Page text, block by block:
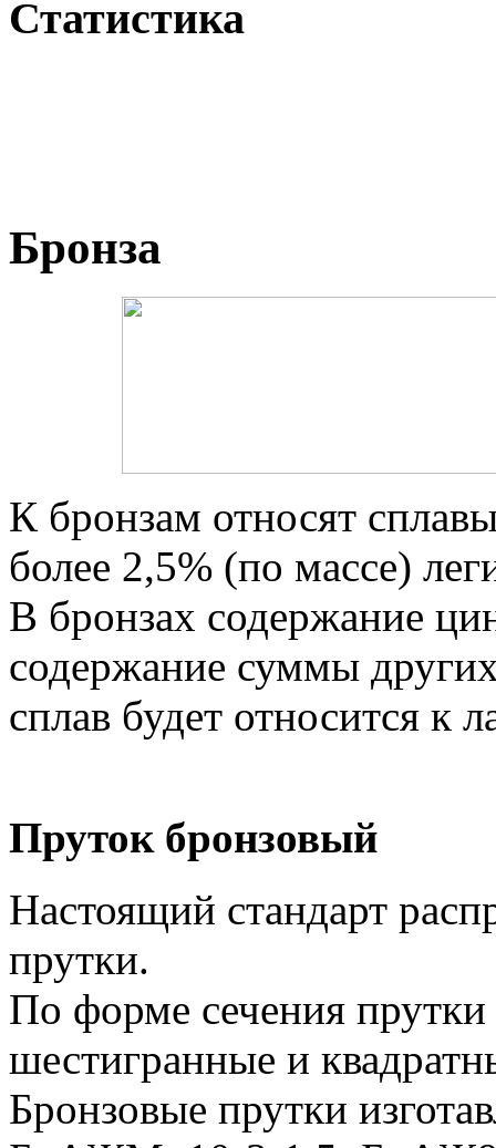
Статистика
Бронза
К бронзам относят
более 2,5% (по массе)
В бронзах содержание
содержание суммы
сплав будет относится к
Пруток бронзовый
Настоящий стандарт
прутки.
По форме сечения прутки
шестигранные и
Бронзовые прутки